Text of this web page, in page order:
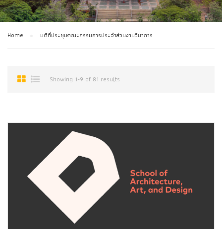
Home มติที่ประชุมคณะกรรมการประจำส่วนงานวิชาการ
Showing 1-9 of 81 results